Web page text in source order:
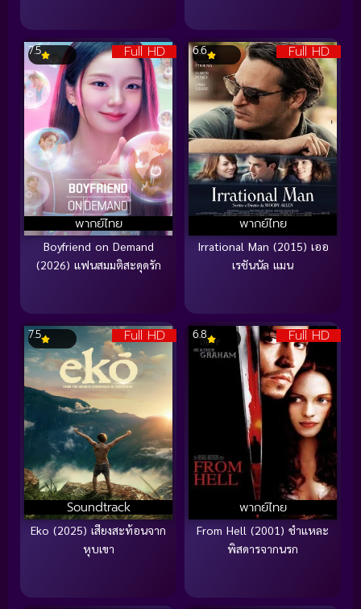
Full HD
พากย์ไทย
7.5
Boyfriend on Demand
(2026) แฟนสมมติสะดุดรัก
Full HD
พากย์ไทย
6.6
Irrational Man (2015) เออ
เรชันนัล แมน
Full HD
Soundtrack
7.5
Eko (2025) เสียงสะท้อนจาก
หุบเขา
Full HD
พากย์ไทย
6.8
From Hell (2001) ชำแหละ
พิสดารจากนรก